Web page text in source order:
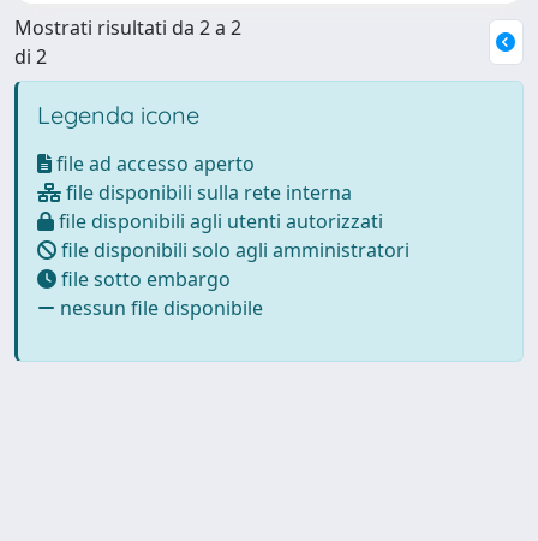
Mostrati risultati da 2 a 2
di 2
Legenda icone
file ad accesso aperto
file disponibili sulla rete interna
file disponibili agli utenti autorizzati
file disponibili solo agli amministratori
file sotto embargo
nessun file disponibile